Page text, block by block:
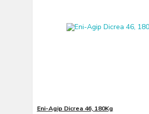
Eni-Agip Dicrea 46, 180Kg